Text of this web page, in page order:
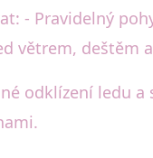
- Pravidelný
větrem, deštěm
odklízení ledu